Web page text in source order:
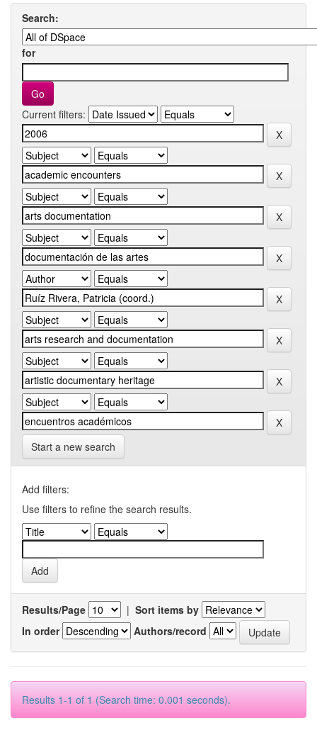
Search:
for
Current filters:
Start a new search
Add filters:
Use filters to refine the search results.
Results/Page | Sort items by
In order
Authors/record
Results 1-1 of 1 (Search time: 0.001 seconds).